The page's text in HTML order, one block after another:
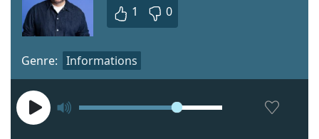
1
0
Genre: Informations